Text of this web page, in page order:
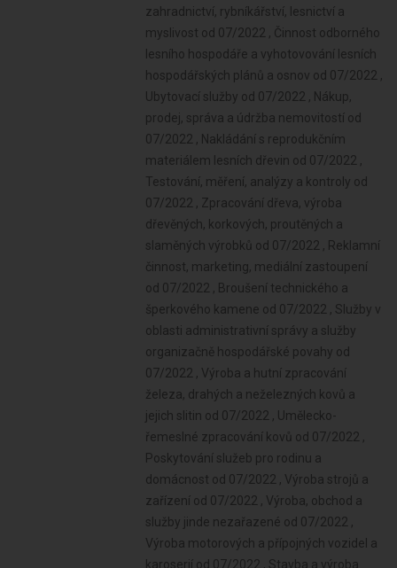
zahradnictví, rybníkářství, lesnictví a
myslivost od 07/2022 , Činnost odborného
lesního hospodáře a vyhotovování lesních
hospodářských plánů a osnov od 07/2022 ,
Ubytovací služby od 07/2022 , Nákup,
prodej, správa a údržba nemovitostí od
07/2022 , Nakládání s reprodukčním
materiálem lesních dřevin od 07/2022 ,
Testování, měření, analýzy a kontroly od
07/2022 , Zpracování dřeva, výroba
dřevěných, korkových, proutěných a
slaměných výrobků od 07/2022 , Reklamní
činnost, marketing, mediální zastoupení
od 07/2022 , Broušení technického a
šperkového kamene od 07/2022 , Služby v
oblasti administrativní správy a služby
organizačně hospodářské povahy od
07/2022 , Výroba a hutní zpracování
železa, drahých a neželezných kovů a
jejich slitin od 07/2022 , Umělecko-
řemeslné zpracování kovů od 07/2022 ,
Poskytování služeb pro rodinu a
domácnost od 07/2022 , Výroba strojů a
zařízení od 07/2022 , Výroba, obchod a
služby jinde nezařazené od 07/2022 ,
Výroba motorových a přípojných vozidel a
karoserií od 07/2022 , Stavba a výroba